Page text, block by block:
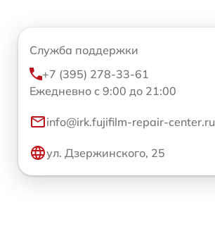
Служба поддержки
+7 (395) 278-33-61
Ежедневно с 9:00 до 21:00
info@irk.fujifilm-repair-center.ru
ул. Дзержинского, 25